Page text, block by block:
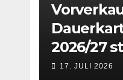
2026/27
sofort
17. JULI 2026